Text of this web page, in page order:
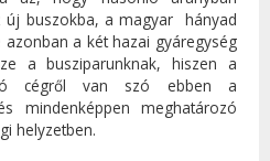
új buszokba, a magyar hányad
a két hazai gyáregység
a busziparunknak, hiszen a
cégről van szó ebben a
mindenképpen meghatározó
helyzetben.